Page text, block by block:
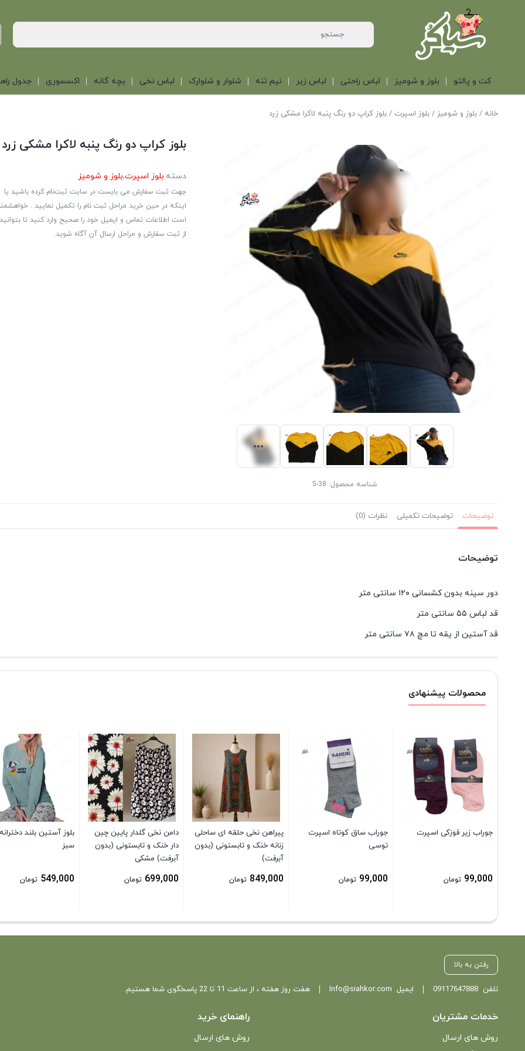
کت و پالتو بلوز و شومیز لباس راحتی لباس زیر نیم تنه شلوار و شلوارک لباس نخی بچه گانه اکسسوری جدول
خانه /بلوز و شومیز /بلوز اسپرت / بلوز کراپ دو رنگ پنبه لاکرا مشکی زرد
شناسه محصول: 38-5
بلوز کراپ دو رنگ پنبه لاکرا مشکی زرد
دسته:بلوز اسپرت,بلوز و شومیز
جهت ثبت سفارش می بایست در سایت ثبت‌نام کرده باشید یا
اینکه در حین خرید مراحل ثبت نام را تکمیل نمایید .
است اطلاعات تماس و ایمیل خود را صحیح وارد کنید تا بتوانید
از ثبت سفارش و مراحل ارسال آن آگاه شوید.
توضیحات توضیحات تکمیلی نظرات (0)
توضیحات
دور سینه بدون کشسانی ۱۲۰ سانتی متر
قد لباس ۵۵ سانتی متر
قد آستین از یقه تا مچ ۷۸ سانتی متر
محصولات پیشنهادی
جوراب زیر قوزکی اسپرت
99,000 تومان
جوراب ساق کوتاه اسپرت
توسی
99,000 تومان
پیراهن نخی حلقه ای ساحلی
زنانه خنک و تابستونی (بدون
آبرفت)
849,000 تومان
دامن نخی گلدار پایین چین
دار خنک و تابستونی (بدون
آبرفت) مشکی
699,000 تومان
بلوز آستین بلند
سبز
549,000 تومان
رفتن به بالا
تلفن09117647888 ایمیل Info@siahkor.com هفت روز هفته ، از ساعت 11 تا 22 پاسخگوی شما هستیم.
خدمات مشتریان
روش های ارسال
راهنمای خرید
روش های ارسال